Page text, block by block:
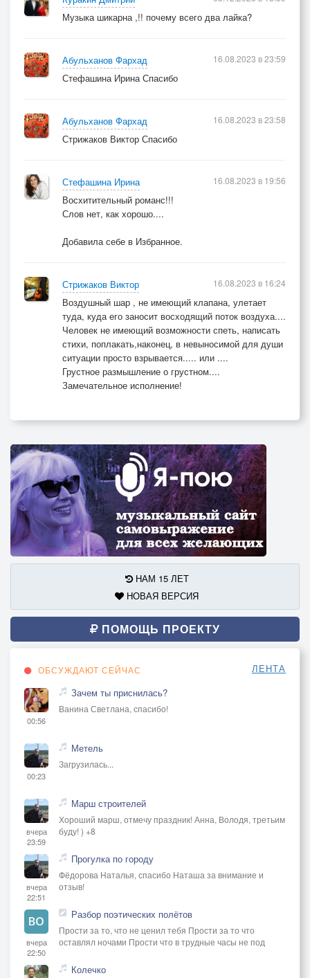
Музыка шикарна ,!! почему всего два лайка?
Абульханов Фархад
Стефашина Ирина Спасибо
16.08.2023 в 23:59
Абульханов Фархад
Стрижаков Виктор Спасибо
16.08.2023 в 23:58
Стефашина Ирина
Восхитительный романс!!!
Слов нет, как хорошо....
Добавила себе в Избранное.
16.08.2023 в 19:56
Стрижаков Виктор
Воздушный шар , не имеющий клапана, улетает
туда, куда его заносит восходящий поток воздуха....
Человек не имеющий возможности спеть, написать
стихи, поплакать,наконец, в невыносимой для души
ситуации просто взрывается..... или ....
Грустное размышление о грустном....
Замечательное исполнение!
16.08.2023 в 16:24
НАМ 15 ЛЕТ
НОВАЯ ВЕРСИЯ
ПОМОЩЬ ПРОЕКТУ
ОБСУЖДАЮТ СЕЙЧАС ЛЕНТА
00:56
Зачем ты приснилась?
Ванина Светлана, спасибо!
00:23
Метель
Загрузилась...
вчера
23:59
Марш строителей
Хороший марш, отмечу праздник! Анна, Володя, третьим
буду! ) +8
вчера
22:51
Прогулка по городу
Фёдорова Наталья, спасибо Наташа за внимание и
отзыв!
вчера
22:50
Разбор поэтических полётов
Прости за то, что не ценил тебя Прости за то что
оставлял ночами Прости что в трудные часы не под
Колечко